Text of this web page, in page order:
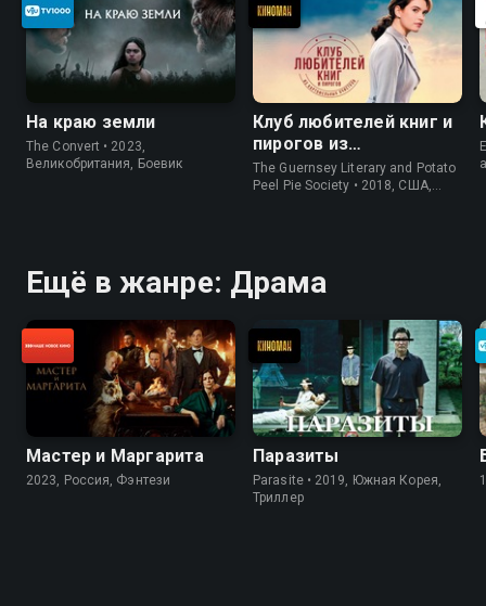
На краю земли
The Convert • 2023,
Великобритания, Боевик
Клуб любителей книг и
пирогов из
картофельных
очистков
The Guernsey Literary and Potato
Peel Pie Society • 2018, США,
Ещё в жанре: Драма
Мастер и Маргарита
2023, Россия, Фэнтези
Паразиты
Parasite • 2019, Южная Корея,
Триллер